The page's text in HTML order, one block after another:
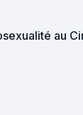
au